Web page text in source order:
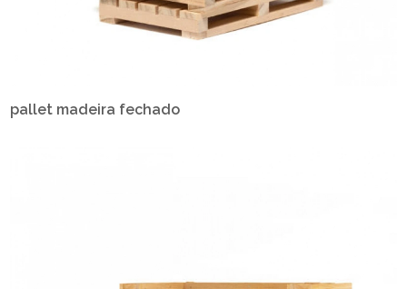
pallet madeira fechado